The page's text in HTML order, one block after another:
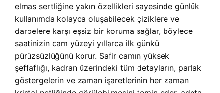
elmas sertliğine yakın özellikleri sayesinde günlük
kullanımda kolayca oluşabilecek çiziklere ve
darbelere karşı eşsiz bir koruma sağlar, böylece
saatinizin cam yüzeyi yıllarca ilk günkü
pürüzsüzlüğünü korur. Safir camın yüksek
şeffaflığı, kadran üzerindeki tüm detayların, parlak
göstergelerin ve zaman işaretlerinin her zaman